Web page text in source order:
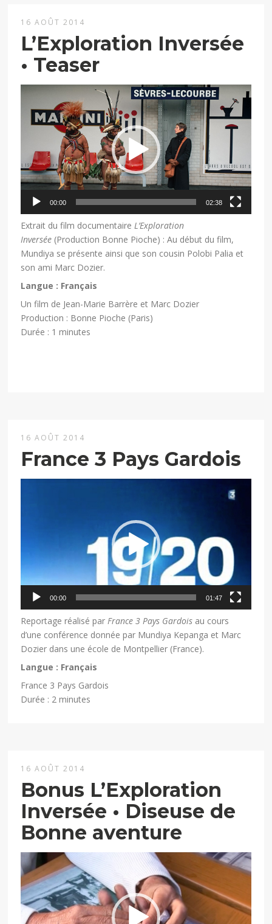
16 AOÛT 2014
L’Exploration Inversée
• Teaser
Lecteur
00:00 02:38
Extrait du film documentaireL’Exploration
Inversée (Production Bonne Pioche) : Au début du film,
Mundiya se présente ainsi que son cousin Polobi Palia et
son ami Marc Dozier.
Langue : Français
Un film de Jean-Marie Barrère et Marc Dozier
Production : Bonne Pioche (Paris)
Durée : 1 minutes
16 AOÛT 2014
France 3 Pays Gardois
00:00 01:47
Reportage réalisé parFrance 3 Pays Gardois au cours
d’une conférence donnée par Mundiya Kepanga et Marc
Dozier dans une école de Montpellier (France).
Langue : Français
France 3 Pays Gardois
Durée : 2 minutes
16 AOÛT 2014
Bonus L’Exploration
Inversée • Diseuse de
Bonne aventure
Lecteur
vidéo